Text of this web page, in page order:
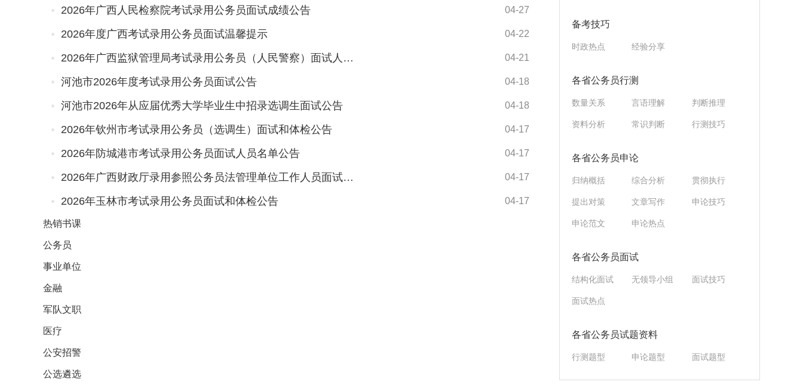
04-27
2026年广西人民检察院考试录用公务员面试成绩公告
04-22
2026年度广西考试录用公务员面试温馨提示
04-21
2026年广西监狱管理局考试录用公务员（人民警察）面试人员名单公告
04-18
河池市2026年度考试录用公务员面试公告
04-18
河池市2026年从应届优秀大学毕业生中招录选调生面试公告
04-17
2026年钦州市考试录用公务员（选调生）面试和体检公告
04-17
2026年防城港市考试录用公务员面试人员名单公告
04-17
2026年广西财政厅录用参照公务员法管理单位工作人员面试公告
04-17
2026年玉林市考试录用公务员面试和体检公告
热销书课
公务员
事业单位
金融
军队文职
医疗
公安招警
公选遴选
备考技巧
时政热点 经验分享
各省公务员行测
数量关系 言语理解 判断推理
资料分析 常识判断 行测技巧
各省公务员申论
归纳概括 综合分析 贯彻执行
提出对策 文章写作 申论技巧
申论范文 申论热点
各省公务员面试
结构化面试 无领导小组 面试技巧
面试热点
各省公务员试题资料
行测题型 申论题型 面试题型